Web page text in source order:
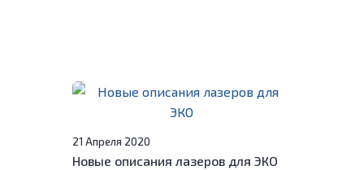
21 Апреля 2020
Новые описания лазеров для ЭКО